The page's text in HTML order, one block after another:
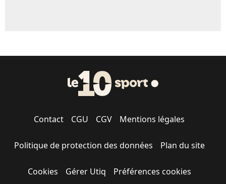
Contact CGU CGV Mentions légales
Politique de protection des données Plan du site
Cookies Gérer Utiq Préférences cookies